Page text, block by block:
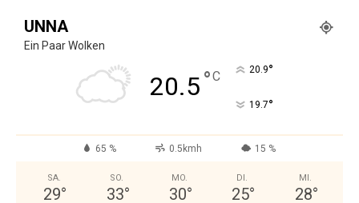
UNNA
Ein Paar Wolken
20.5°C 20.9°
19.7°
65 % 0.5kmh 15 %
SA.
29°
SO.
33°
MO.
30°
DI.
25°
MI.
28°